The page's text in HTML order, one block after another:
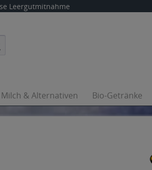
Leergutmitnahme
Milch & Alternativen Bio-Getränke